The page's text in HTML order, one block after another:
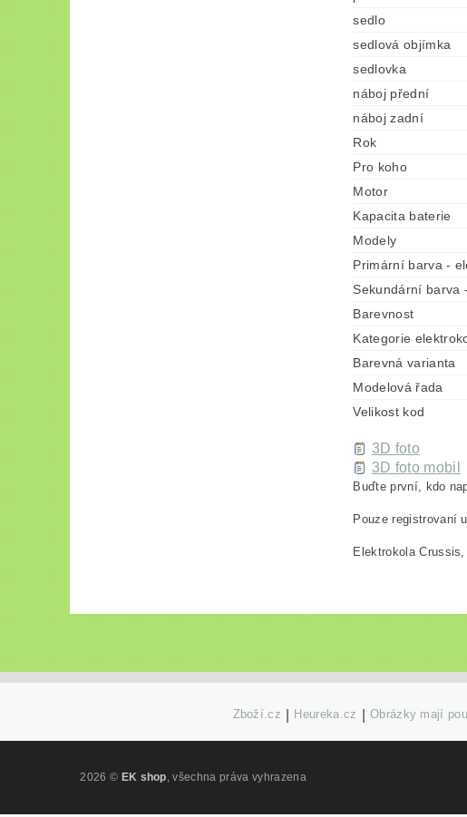
sedlo
sedlová objímka
sedlovka
náboj přední
náboj zadní
Rok
Pro koho
Motor
Kapacita baterie
Modely
Primární barva -
Sekundární barva
Barevnost
Kategorie
Barevná varianta
Modelová řada
Velikost kod
3D foto
3D foto mobil
Buďte první, kdo
Pouze registrovaní
Elektrokola
Zboží.cz Heureka.cz Obrázky mají
2026 © EK shop, všechna práva vyhrazena